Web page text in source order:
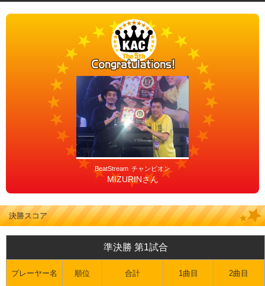
チャンピオン
MIZURINさん
決勝スコア
準決勝 第1試合
順位 合計 1曲目 2曲目
プレーヤー名